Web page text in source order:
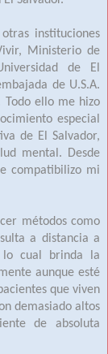
instituciones
Ministerio de
de El
de U.S.A.
Todo ello me hizo
especial
de El Salvador,
mental. Desde
compatibilizo mi
métodos como
a distancia a
lo cual brinda la
aunque esté
que viven
demasiado altos
de absoluta